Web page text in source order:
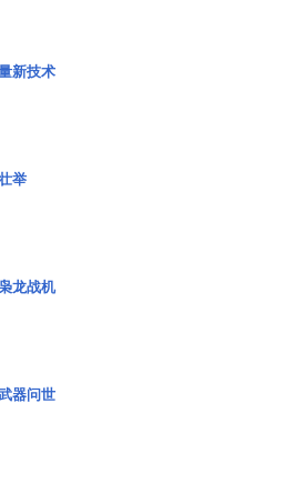
新技术
举
龙战机
器问世